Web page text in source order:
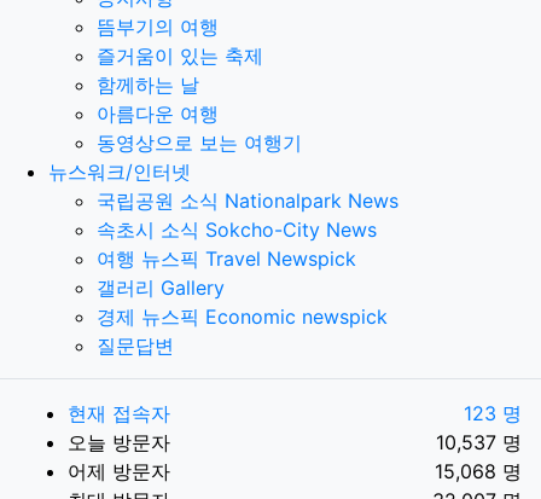
뜸부기의 여행
즐거움이 있는 축제
함께하는 날
아름다운 여행
동영상으로 보는 여행기
뉴스워크/인터넷
국립공원 소식 Nationalpark News
속초시 소식 Sokcho-City News
여행 뉴스픽 Travel Newspick
갤러리 Gallery
경제 뉴스픽 Economic newspick
질문답변
현재 접속자
123 명
오늘 방문자
10,537 명
어제 방문자
15,068 명